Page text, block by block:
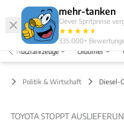
mehr-tanken
Clever Spritpreise
★★★★★
★
335.000+
Nutzfahrzeuge Oldtimer
Politik & Wirtschaft Diesel-
TOYOTA STOPPT